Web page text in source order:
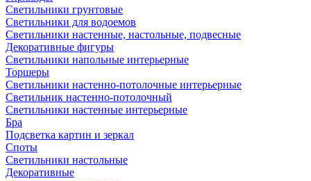
Светильники грунтовые
Светильники для водоемов
Светильники настенные, настольные, подвесные
Декоративные фигуры
Светильники напольные интерьерные
Торшеры
Светильники настенно-потолочные интерьерные
Светильник настенно-потолочный
Светильники настенные интерьерные
Бра
Подсветка картин и зеркал
Споты
Светильники настольные
Декоративные